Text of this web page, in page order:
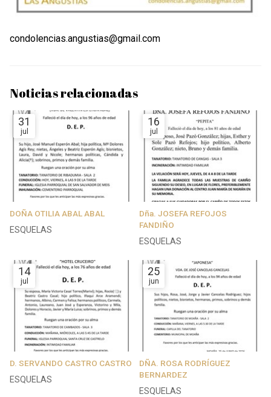
condolencias.angustias@gmail.com
Noticias relacionadas
31
jul
DOÑA OTILIA ABAL ABAL
ESQUELAS
16
jul
Dña. JOSEFA REFOJOS
FANDIÑO
ESQUELAS
14
jul
D. SERVANDO CASTRO CASTRO
ESQUELAS
25
jun
DÑA. ROSA RODRÍGUEZ
BERNARDEZ
ESQUELAS